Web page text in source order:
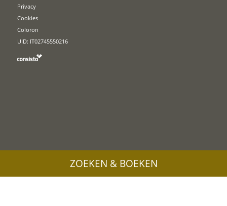
Privacy
Cookies
Coloron
UID: IT02745550216
ZOEKEN & BOEKEN